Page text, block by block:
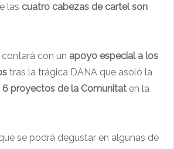
las cuatro cabezas de cartel son
con un apoyo especial a los
tras la trágica DANA que asoló la
6 proyectos de la Comunitat en la
se podrá degustar en algunas de